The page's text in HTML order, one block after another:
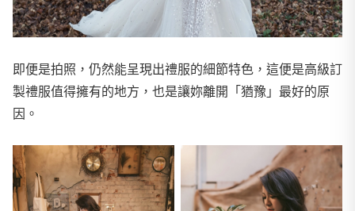
即便是拍照，仍然能呈現出禮服的細節特色，這便是高級訂
製禮服值得擁有的地方，也是讓妳離開「猶豫」最好的原
因。